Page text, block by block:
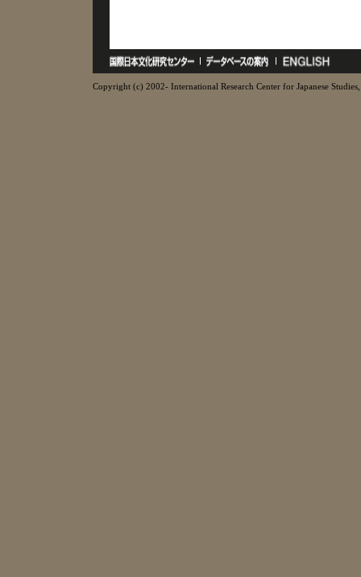
Copyright (c) 2002- International Research Center for Japanese